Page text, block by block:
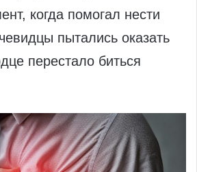
когда помогал нести
пытались оказать
перестало биться